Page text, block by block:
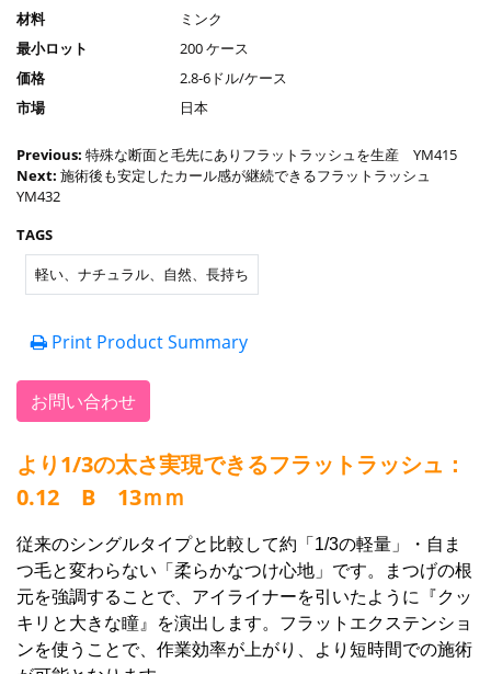
材料
ミンク
最小ロット
200 ケース
価格
2.8-6ドル/ケース
市場
日本
Previous: 特殊な断面と毛先にありフラットラッシュを生産 YM415
Next: 施術後も安定したカール感が継続できるフラットラッシュ
YM432
TAGS
軽い、ナチュラル、自然、長持ち
Print Product Summary
お問い合わせ
より1/3の太さ実現できるフラットラッシュ：
0.12 B 13ｍｍ
従来のシングルタイプと比較して約「1/3の軽量」・自ま
つ毛と変わらない「柔らかなつけ心地」です。まつげの根
元を強調することで、アイライナーを引いたように『クッ
キリと大きな瞳』を演出します。フラットエクステンショ
ンを使うことで、作業効率が上がり、より短時間での施術